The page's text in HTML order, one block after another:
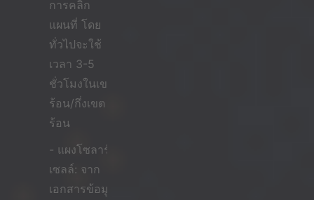
การคลิก
แผนที่ โดย
ทั่วไปจะใช้
เวลา 3-5
ชั่วโมงในเขต
ร้อน/กึ่งเขต
ร้อน
- แผงโซลาร์
เซลล์: จาก
เอกสารข้อมูล